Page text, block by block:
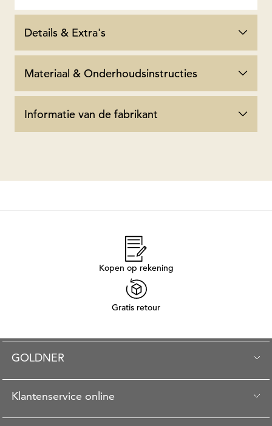
Details & Extra's
Materiaal & Onderhoudsinstructies
Informatie van de fabrikant
Kopen op rekening
Gratis retour
GOLDNER
Klantenservice online